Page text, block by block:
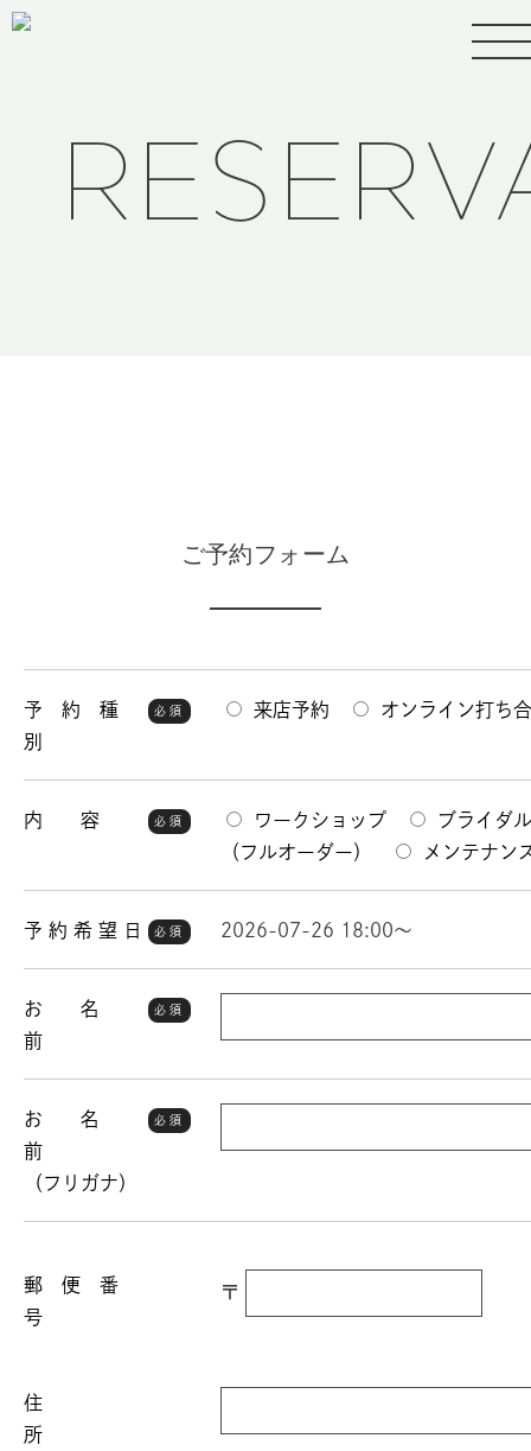
ご予約フォーム
予 約 種
別
必須 来店予約 オンライン打ち
内 容 必須 ワークショップ
ブライダ
（フルオーダー）
メンテナン
予 約 希 望 日 必須 2026-07-26 18:00～
お 名
前
必須
お 名
前
（フリガナ）
必須
郵 便 番
号
〒
住
所